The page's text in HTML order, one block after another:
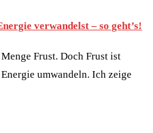
verwandelst – so geht’s!
Frust. Doch Frust ist
umwandeln. Ich zeige